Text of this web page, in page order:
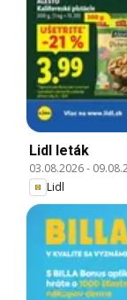
Lidl leták
03.08.2026-
Lidl